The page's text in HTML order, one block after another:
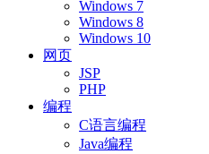
Windows 7
Windows 8
Windows 10
网页
JSP
PHP
编程
C语言编程
Java编程